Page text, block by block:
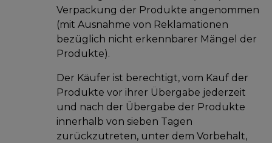
Verpackung der Produkte angenommen
(mit Ausnahme von Reklamationen
bezüglich nicht erkennbarer Mängel der
Produkte).
Der Käufer ist berechtigt, vom Kauf der
Produkte vor ihrer Übergabe jederzeit
und nach der Übergabe der Produkte
innerhalb von sieben Tagen
zurückzutreten, unter dem Vorbehalt,